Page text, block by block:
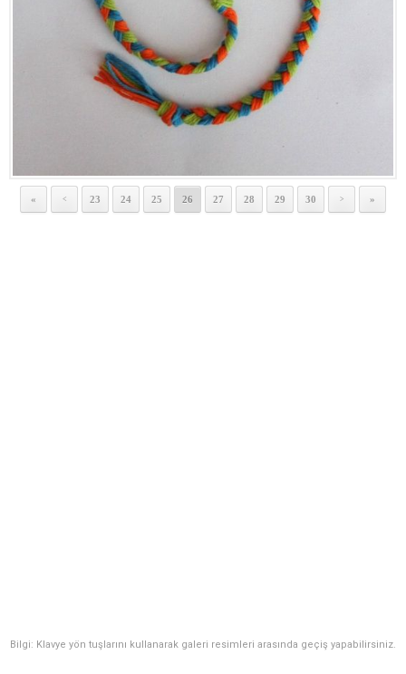
« < 23 24 25 26 27 28 29 30 > »
Bilgi: Klavye yön tuşlarını kullanarak galeri resimleri arasında geçiş yapabilirsiniz.